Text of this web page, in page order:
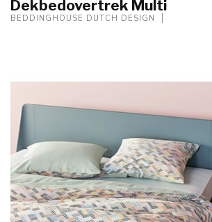
Dekbedovertrek Multi
BEDDINGHOUSE DUTCH DESIGN